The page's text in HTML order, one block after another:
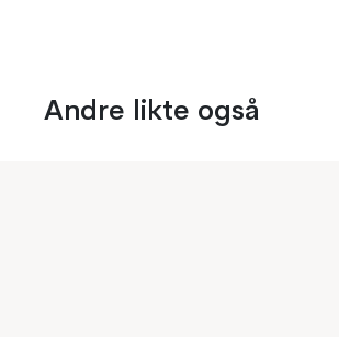
Andre likte også